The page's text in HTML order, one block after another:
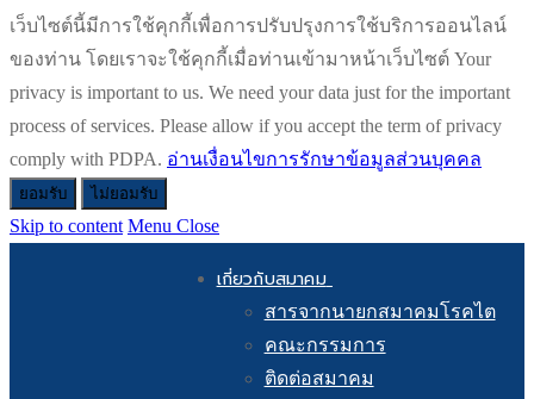
เว็บไซต์นี้มีการใช้คุกกี้เพื่อการปรับปรุงการใช้บริการออนไลน์
ของท่าน โดยเราจะใช้คุกกี้เมื่อท่านเข้ามาหน้าเว็บไซต์ Your
privacy is important to us. We need your data just for the important
process of services. Please allow if you accept the term of privacy
comply with PDPA. อ่านเงื่อนไขการรักษาข้อมูลส่วนบุคคล
ยอมรับ ไม่ยอมรับ
Skip to content Menu Close
เกี่ยวกับสมาคม
สารจากนายกสมาคมโรคไต
คณะกรรมการ
ติดต่อสมาคม